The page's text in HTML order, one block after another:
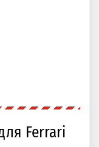
Ferrari